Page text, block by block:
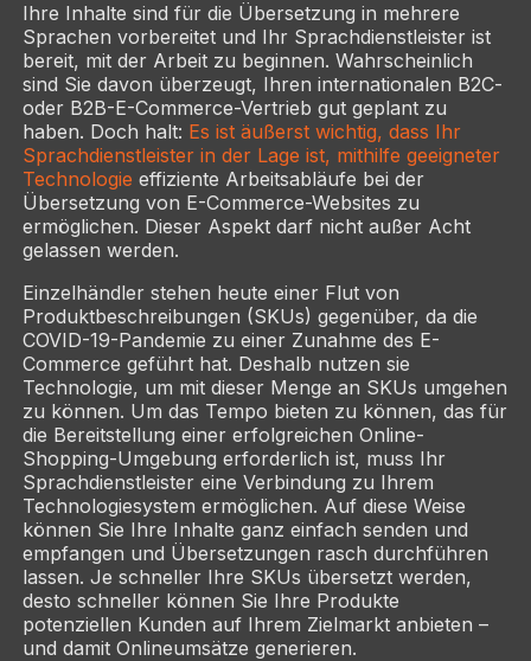
Ihre Inhalte sind für die Übersetzung in mehrere
Sprachen vorbereitet und Ihr Sprachdienstleister ist
bereit, mit der Arbeit zu beginnen. Wahrscheinlich
sind Sie davon überzeugt, Ihren internationalen B2C-
oder B2B-E-Commerce-Vertrieb gut geplant zu
haben. Doch halt: Es ist äußerst wichtig, dass Ihr
Sprachdienstleister in der Lage ist, mithilfe geeigneter
Technologie effiziente Arbeitsabläufe bei der
Übersetzung von E-Commerce-Websites zu
ermöglichen. Dieser Aspekt darf nicht außer Acht
gelassen werden.
Einzelhändler stehen heute einer Flut von
Produktbeschreibungen (SKUs) gegenüber, da die
COVID-19-Pandemie zu einer Zunahme des E-
Commerce geführt hat. Deshalb nutzen sie
Technologie, um mit dieser Menge an SKUs umgehen
zu können. Um das Tempo bieten zu können, das für
die Bereitstellung einer erfolgreichen Online-
Shopping-Umgebung erforderlich ist, muss Ihr
Sprachdienstleister eine Verbindung zu Ihrem
Technologiesystem ermöglichen. Auf diese Weise
können Sie Ihre Inhalte ganz einfach senden und
empfangen und Übersetzungen rasch durchführen
lassen. Je schneller Ihre SKUs übersetzt werden,
desto schneller können Sie Ihre Produkte
potenziellen Kunden auf Ihrem Zielmarkt anbieten –
und damit Onlineumsätze generieren.